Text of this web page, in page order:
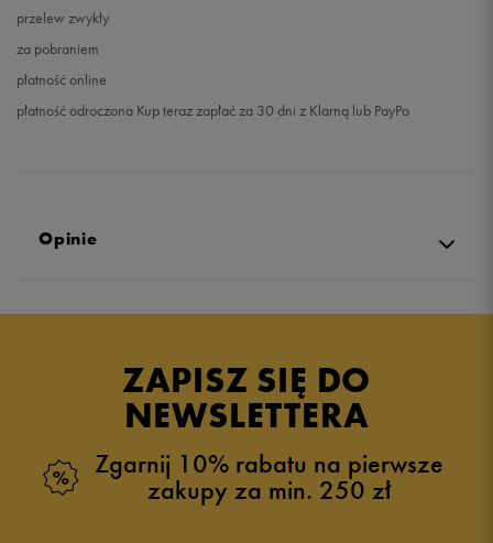
przelew zwykły
za pobraniem
płatność online
płatność odroczona Kup teraz zapłać za 30 dni z Klarną lub PayPo
Opinie
ZAPISZ SIĘ DO
NEWSLETTERA
Zgarnij 10% rabatu na pierwsze
zakupy za min. 250 zł